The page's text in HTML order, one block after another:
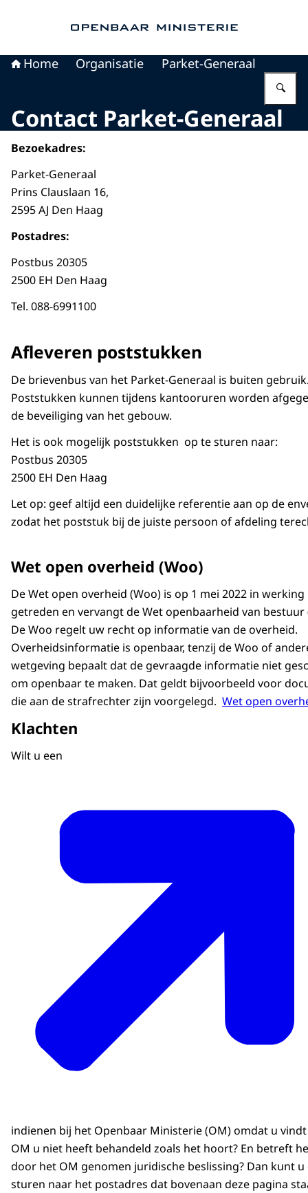
Home Organisatie Parket-Generaal
Contact Parket-Generaal
Bezoekadres:
Parket-Generaal
Prins Clauslaan 16,
2595 AJ Den Haag
Postadres:
Postbus 20305
2500 EH Den Haag
Tel. 088-6991100
Afleveren poststukken
De brievenbus van het Parket-Generaal is buiten
Poststukken kunnen tijdens kantooruren worden
de beveiliging van het gebouw.
Het is ook mogelijk poststukken op te sturen naar:
Postbus 20305
2500 EH Den Haag
Let op: geef altijd een duidelijke referentie aan op de
zodat het poststuk bij de juiste persoon of afdeling
Wet open overheid (Woo)
De Wet open overheid (Woo) is op 1 mei 2022 in werking
getreden en vervangt de Wet openbaarheid van bestuur
De Woo regelt uw recht op informatie van de overheid.
Overheidsinformatie is openbaar, tenzij de Woo of
wetgeving bepaalt dat de gevraagde informatie niet
om openbaar te maken. Dat geldt bijvoorbeeld voor
die aan de strafrechter zijn voorgelegd. Wet open
Klachten
Wilt u een
indienen bij het Openbaar Ministerie (OM) omdat u
OM u niet heeft behandeld zoals het hoort? En betreft
door het OM genomen juridische beslissing? Dan kunt
sturen naar het postadres dat bovenaan deze pagina